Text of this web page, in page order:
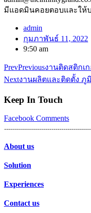
มีแอดมินคอยตอบและให้
admin
กุมภาพันธ์ 11, 2022
9:50 am
PrevPreviousงานติดสติกเก
Nextงานผลิตและติดตั้ง ภู
Keep In Touch
Facebook Comments
About us
Solution
Experiences
Contact us